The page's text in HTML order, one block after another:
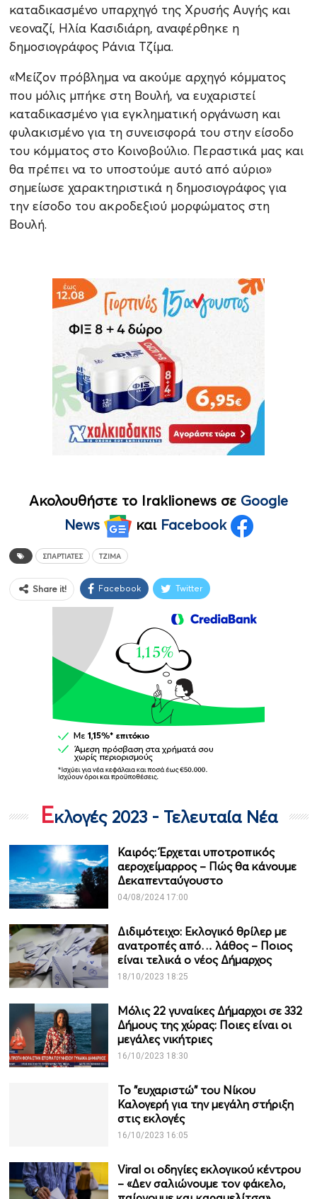
καταδικασμένο υπαρχηγό της Χρυσής Αυγής και
νεοναζί, Ηλία Κασιδιάρη, αναφέρθηκε η
δημοσιογράφος Ράνια Τζίμα.
«Μείζον πρόβλημα να ακούμε αρχηγό κόμματος
που μόλις μπήκε στη Βουλή, να ευχαριστεί
καταδικασμένο για εγκληματική οργάνωση και
φυλακισμένο για τη συνεισφορά του στην είσοδο
του κόμματος στο Κοινοβούλιο. Περαστικά μας και
θα πρέπει να το υποστούμε αυτό από αύριο»
σημείωσε χαρακτηριστικά η δημοσιογράφος για
την είσοδο του ακροδεξιού μορφώματος στη
Βουλή.
Ακολουθήστε το Iraklionews σε Google
News
και Facebook
ΣΠΑΡΤΙΆΤΕΣ ΤΖΙΜΑ
Share it! Facebook Twitter
Εκλογές 2023 - Τελευταία Νέα
Καιρός: Έρχεται υποτροπικός
αεροχείμαρρος – Πώς θα κάνουμε
Δεκαπενταύγουστο
04/08/2024 17:00
Διδιμότειχο: Εκλογικό θρίλερ με
ανατροπές από… λάθος – Ποιος
είναι τελικά ο νέος Δήμαρχος
18/10/2023 18:25
Μόλις 22 γυναίκες Δήμαρχοι σε 332
Δήμους της χώρας: Ποιες είναι οι
μεγάλες νικήτριες
16/10/2023 18:30
Το "ευχαριστώ" του Νίκου
Καλογερή για την μεγάλη στήριξη
στις εκλογές
16/10/2023 16:05
Viral οι οδηγίες εκλογικού κέντρου
– «Δεν σαλιώνουμε τον φάκελο,